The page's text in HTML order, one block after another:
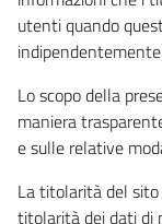
utenti quando
Lo scopo della
maniera
e sulle relative
La titolarità del sito
titolarità dei dati di